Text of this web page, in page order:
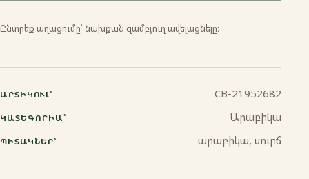
Ֆրենչ պրես
Մոկա
Ջազվա
Ընտրեք աղացումը՝ նախքան զամբյուղ ավելացնելը։
ԱՐՏԻԿՈՒԼ՝ CB-21952682
ԿԱՏԵԳՈՐԻԱ՝ Արաբիկա
ՊԻՏԱԿՆԵՐ՝ արաբիկա, սուրճ